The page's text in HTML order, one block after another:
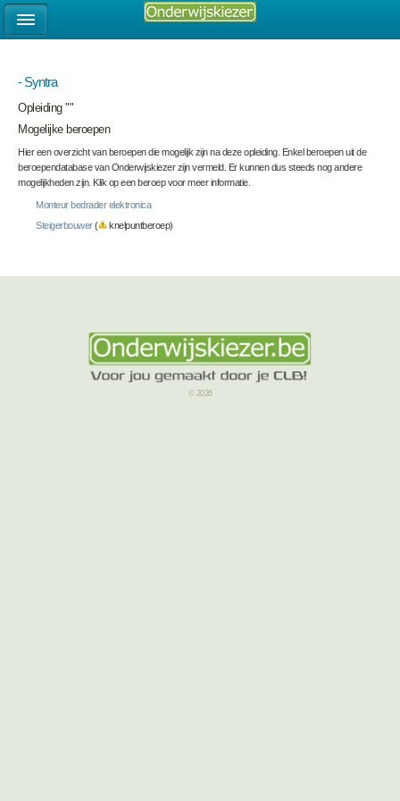
- Syntra
Opleiding ""
Mogelijke beroepen
Hier een overzicht van beroepen die mogelijk zijn na deze opleiding. Enkel beroepen uit de
beroependatabase van Onderwijskiezer zijn vermeld. Er kunnen dus steeds nog andere
mogelijkheden zijn. Klik op een beroep voor meer informatie.
Monteur bedrader elektronica
Steigerbouwer( knelpuntberoep)
© 2026